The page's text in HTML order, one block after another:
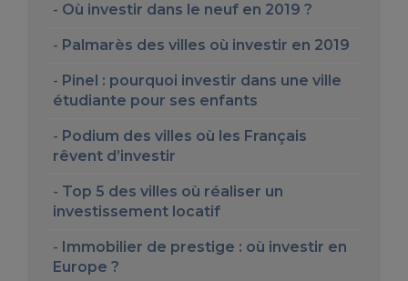
Où investir dans le neuf en 2019 ?
Palmarès des villes où investir en 2019
Pinel : pourquoi investir dans une ville
étudiante pour ses enfants
Podium des villes où les Français
rêvent d’investir
Top 5 des villes où réaliser un
investissement locatif
Immobilier de prestige : où investir en
Europe ?